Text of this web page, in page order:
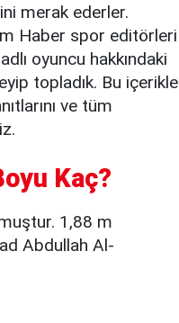
merak ederler.
Haber spor editörleri
oyuncu hakkındaki
topladık. Bu içerikle
ve tüm
Kaç?
1,88 m